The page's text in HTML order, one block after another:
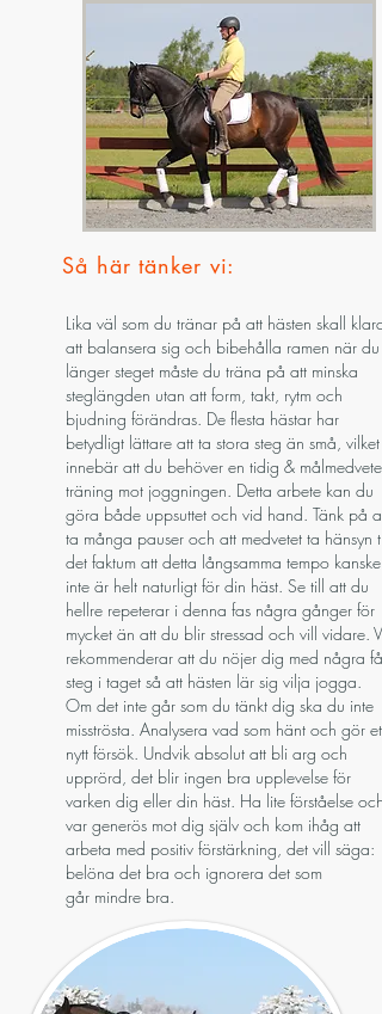
Så här tänker vi:
Lika väl som du tränar på att hästen skall klara
att balansera sig och bibehålla ramen när du
länger steget måste du träna på att minska
steglängden utan att form, takt, rytm och
bjudning förändras. De flesta hästar har
betydligt lättare att ta stora steg än små, vilket
innebär att du behöver en tidig & målmedveten
träning mot joggningen. Detta arbete kan du
göra både uppsuttet och vid hand. Tänk på att
ta många pauser och att medvetet ta hänsyn till
det faktum att detta långsamma tempo kanske
inte är helt naturligt för din häst. Se till att du
hellre repeterar i denna fas några gånger för
mycket än att du blir stressad och vill vidare. Vi
rekommenderar att du nöjer dig med några få
steg i taget så att hästen lär sig vilja jogga.
Om det inte går som du tänkt dig ska du inte
misströsta. Analysera vad som hänt och gör ett
nytt försök. Undvik absolut att bli arg och
upprörd, det blir ingen bra upplevelse för
varken dig eller din häst. Ha lite förståelse och
var generös mot dig själv och kom ihåg att
arbeta med positiv förstärkning, det vill säga:
belöna det bra och ignorera det som
går mindre bra.